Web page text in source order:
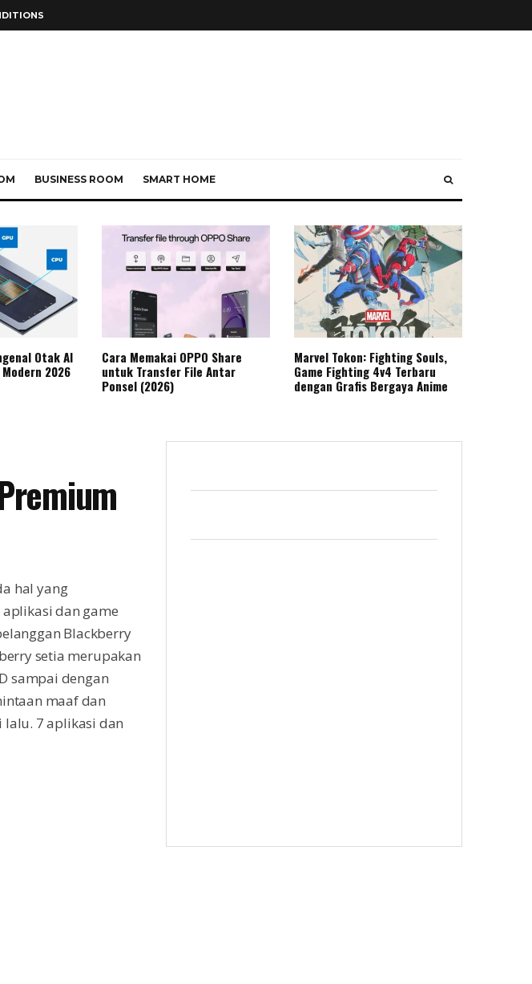
BUSINESS ROOM SMART HOME
Otak AI
2026
Cara Memakai OPPO Share
untuk Transfer File Antar
Ponsel (2026)
Marvel Tokon: Fighting Souls,
Game Fighting 4v4 Terbaru
dengan Grafis Bergaya Anime
hal yang
dan game
Blackberry
setia merupakan
sampai dengan
maaf dan
lalu. 7 aplikasi dan